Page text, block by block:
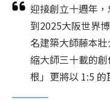
迎接創立十週年
到2025大阪世界
名建築大師藤本
縮大師三十載的
根」更將以 1:5 的